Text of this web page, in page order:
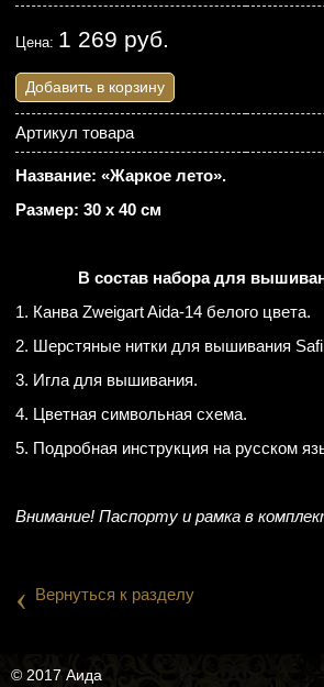
Цена: 1 269 руб.
Добавить в корзину
Артикул товара
Название: «Жаркое лето».
Размер: 30 х 40 см
В состав набора для
1. Канва Zweigart Aida-14 белого цвета.
2. Шерстяные нитки для вышивания
3. Игла для вышивания.
4. Цветная символьная схема.
5. Подробная инструкция на русском
Внимание! Паспорту и рамка в
‹ Вернуться к разделу
© 2017 Аида